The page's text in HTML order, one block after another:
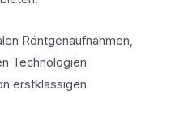
Röntgenaufnahmen,
Technologien
erstklassigen